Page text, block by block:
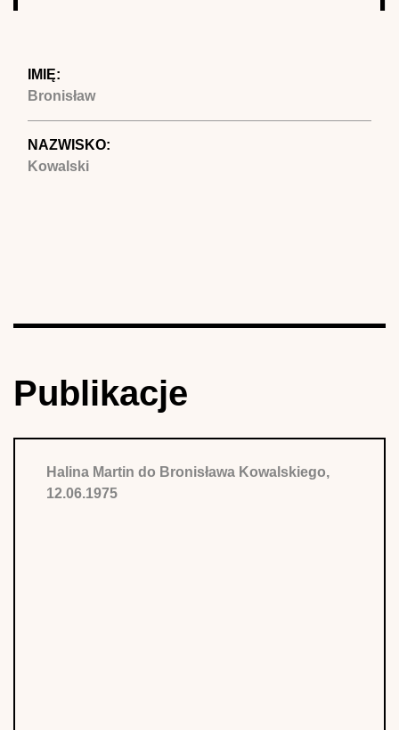
IMIĘ:
Bronisław
NAZWISKO:
Kowalski
Publikacje
Halina Martin do Bronisława Kowalskiego,
12.06.1975